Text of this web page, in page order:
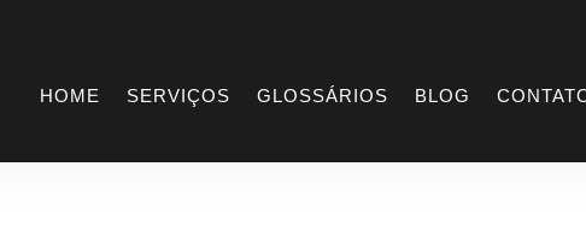
HOME SERVIÇOS GLOSSÁRIOS BLOG